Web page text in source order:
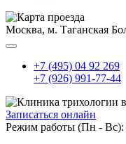
Москва, м. Таганская
+7 (495) 04 92 269
+7 (926) 991-77-44
Записаться онлайн
Режим работы (Пн - Вс):